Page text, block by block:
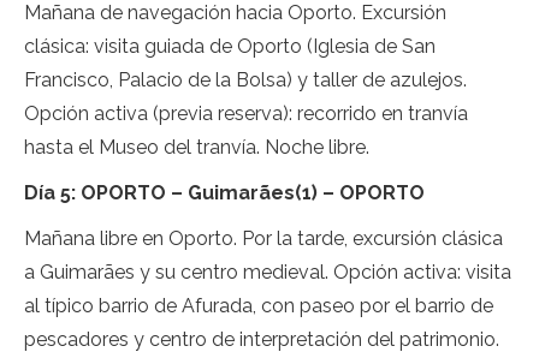
Mañana de navegación hacia Oporto. Excursión
clásica: visita guiada de Oporto (Iglesia de San
Francisco, Palacio de la Bolsa) y taller de azulejos.
Opción activa (previa reserva): recorrido en tranvía
hasta el Museo del tranvía. Noche libre.
Día 5: OPORTO – Guimarães(1) – OPORTO
Mañana libre en Oporto. Por la tarde, excursión clásica
a Guimarães y su centro medieval. Opción activa: visita
al típico barrio de Afurada, con paseo por el barrio de
pescadores y centro de interpretación del patrimonio.